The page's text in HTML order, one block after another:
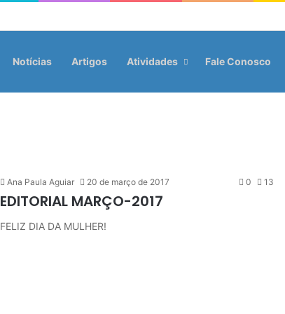
Notícias Artigos Atividades Fale Conosco
Ana Paula Aguiar 20 de março de 2017 0 13
EDITORIAL MARÇO-2017
FELIZ DIA DA MULHER!